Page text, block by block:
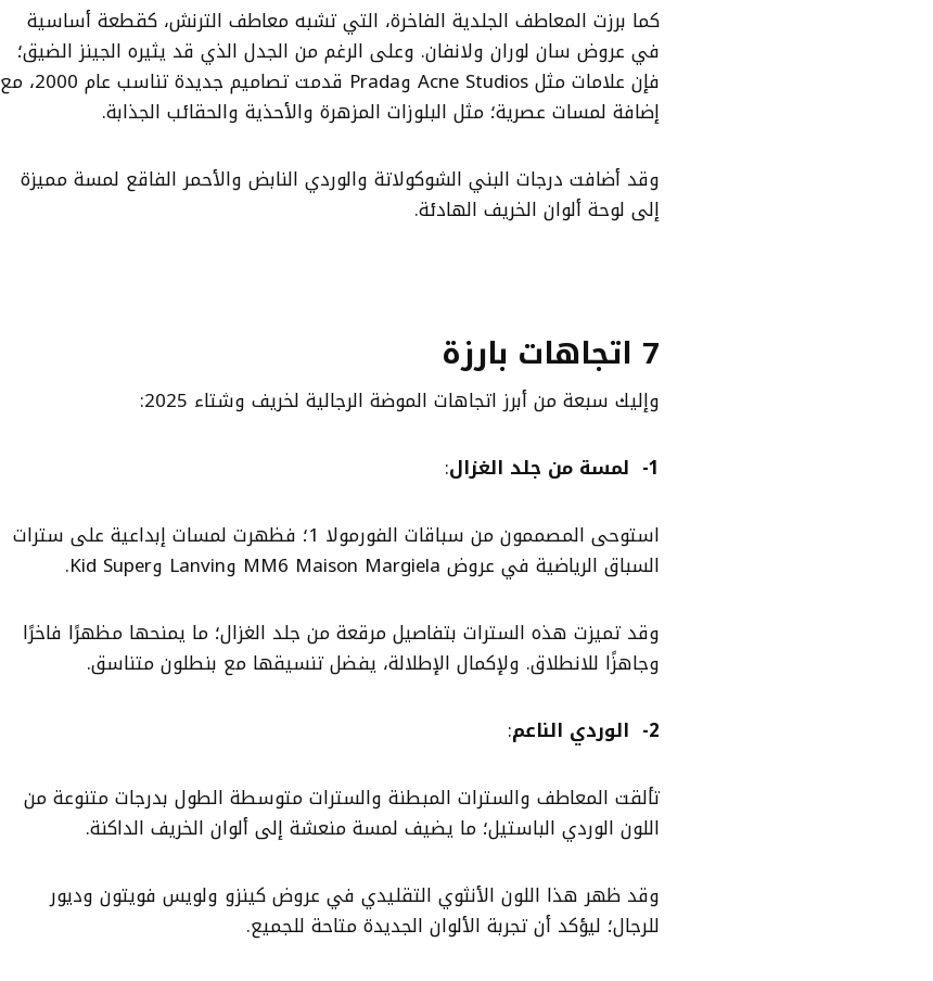
كما برزت المعاطف الجلدية الفاخرة، التي تشبه معاطف الترنش، كقطعة أساسية
في عروض سان لوران ولانفان. وعلى الرغم من الجدل الذي قد يثيره الجينز الضيق؛
فإن علامات مثل Acne Studios وPrada قدمت تصاميم جديدة تناسب عام 2000، مع
إضافة لمسات عصرية؛ مثل البلوزات المزهرة والأحذية والحقائب الجذابة.
وقد أضافت درجات البني الشوكولاتة والوردي النابض والأحمر الفاقع لمسة مميزة
إلى لوحة ألوان الخريف الهادئة.
7 اتجاهات بارزة
وإليك سبعة من أبرز اتجاهات الموضة الرجالية لخريف وشتاء 2025:
1- لمسة من جلد الغزال
:
استوحى المصممون من سباقات الفورمولا 1؛ فظهرت لمسات إبداعية على سترات
السباق الرياضية في عروض MM6 Maison Margiela وLanvin وKid Super.
وقد تميزت هذه السترات بتفاصيل مرقعة من جلد الغزال؛ ما يمنحها مظهرًا فاخرًا
وجاهزًا للانطلاق. ولإكمال الإطلالة، يفضل تنسيقها مع بنطلون متناسق.
2- الوردي الناعم
:
تألقت المعاطف والسترات المبطنة والسترات متوسطة الطول بدرجات متنوعة من
اللون الوردي الباستيل؛ ما يضيف لمسة منعشة إلى ألوان الخريف الداكنة.
وقد ظهر هذا اللون الأنثوي التقليدي في عروض كينزو ولويس فويتون وديور
للرجال؛ ليؤكد أن تجربة الألوان الجديدة متاحة للجميع.